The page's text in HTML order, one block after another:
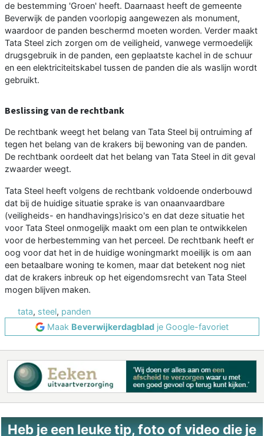
de bestemming 'Groen' heeft. Daarnaast heeft de gemeente
Beverwijk de panden voorlopig aangewezen als monument,
waardoor de panden beschermd moeten worden. Verder maakt
Tata Steel zich zorgen om de veiligheid, vanwege vermoedelijk
drugsgebruik in de panden, een geplaatste kachel in de schuur
en een elektriciteitskabel tussen de panden die als waslijn wordt
gebruikt.
Beslissing van de rechtbank
De rechtbank weegt het belang van Tata Steel bij ontruiming af
tegen het belang van de krakers bij bewoning van de panden.
De rechtbank oordeelt dat het belang van Tata Steel in dit geval
zwaarder weegt.
Tata Steel heeft volgens de rechtbank voldoende onderbouwd
dat bij de huidige situatie sprake is van onaanvaardbare
(veiligheids- en handhavings)risico's en dat deze situatie het
voor Tata Steel onmogelijk maakt om een plan te ontwikkelen
voor de herbestemming van het perceel. De rechtbank heeft er
oog voor dat het in de huidige woningmarkt moeilijk is om aan
een betaalbare woning te komen, maar dat betekent nog niet
dat de krakers inbreuk op het eigendomsrecht van Tata Steel
mogen blijven maken.
tata, steel, panden
Maak Beverwijkerdagblad je Google-favoriet
Heb je een leuke tip, foto of video die je